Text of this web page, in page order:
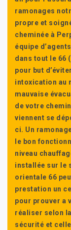
ramonages
propre et
cheminée à
équipe
dans tout le 66
pour but
intoxication au
mauvaise
de votre
viennent se
ci. Un
le bon
niveau
installée sur le
orientale 66
prestation un
pour prouver a
réaliser selon
sécurité et